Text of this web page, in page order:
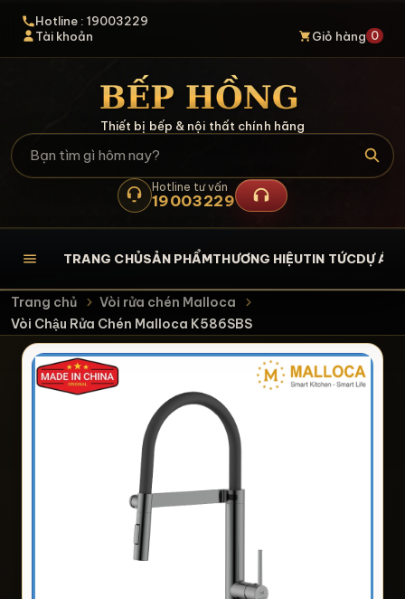
Hotline : 19003229
Tài khoản
Giỏ hàng 0
Thiết bị bếp & nội thất chính hãng
Hotline tư vấn
19003229
TRANG CHỦSẢN PHẨMTHƯƠNG HIỆUTIN TỨCDỰ ÁN
Trang chủ
Vòi rửa chén Malloca
Vòi Chậu Rửa Chén Malloca K586SBS